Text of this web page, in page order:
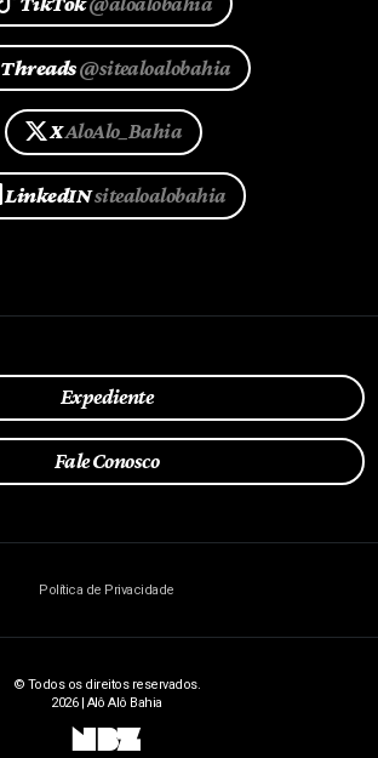
Threads@sitealoalobahia
XAloAlo_Bahia
LinkedINsitealoalobahia
Expediente
Fale Conosco
Política de Privacidade
© Todos os direitos reservados.
2026 | Alô Alô Bahia
NBZ